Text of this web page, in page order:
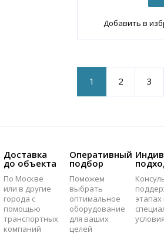
Добавить в
1 2 3
Доставка
до объекта
По Москве
или в другие
города с
помощью
транспортных
компаний
Оперативный
подбор
Поможем
выбрать
оптимальное
оборудование
для ваших
целей
этапах